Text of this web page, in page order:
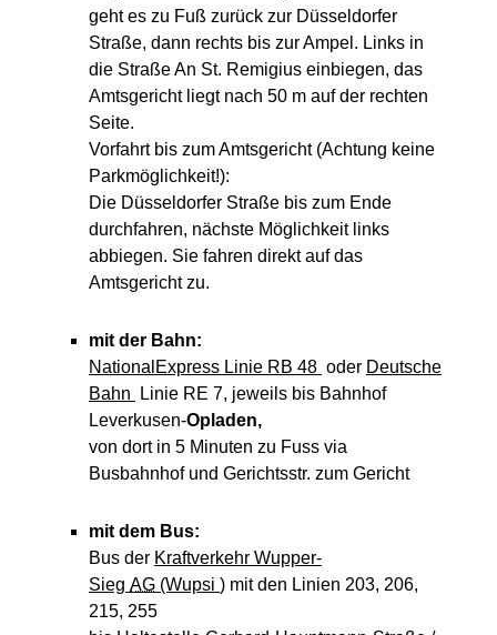
geht es zu Fuß zurück zur Düsseldorfer
Straße, dann rechts bis zur Ampel. Links in
die Straße An St. Remigius einbiegen, das
Amtsgericht liegt nach 50 m auf der rechten
Seite.
Vorfahrt bis zum Amtsgericht (Achtung keine
Parkmöglichkeit!):
Die Düsseldorfer Straße bis zum Ende
durchfahren, nächste Möglichkeit links
abbiegen. Sie fahren direkt auf das
Amtsgericht zu.
mit der Bahn:
NationalExpress Linie RB 48 oder Deutsche
Bahn
Linie RE 7, jeweils bis Bahnhof
Leverkusen-Opladen,
von dort in 5 Minuten zu Fuss via
Busbahnhof und Gerichtsstr. zum Gericht
mit dem Bus:
Bus der Kraftverkehr Wupper-
Sieg AG (Wupsi ) mit den Linien 203, 206,
215, 255